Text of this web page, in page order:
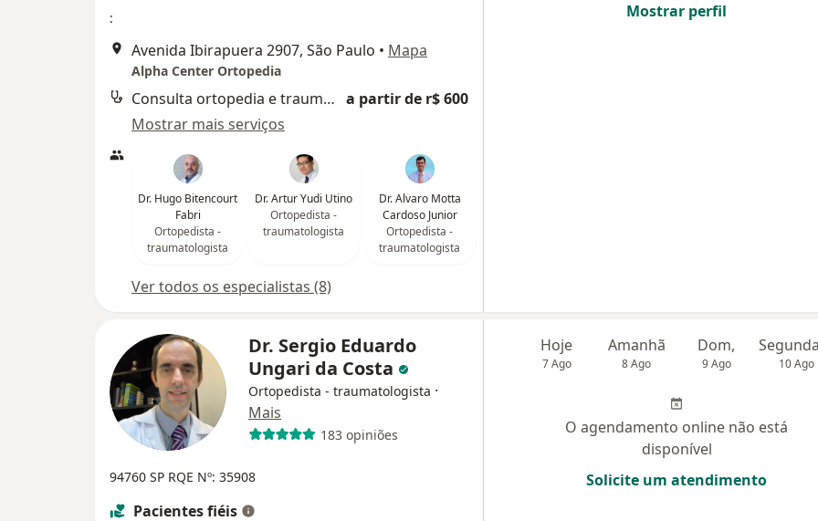
:
Avenida Ibirapuera 2907, São Paulo • Mapa
Alpha Center Ortopedia
Consulta ortopedia e traumatologia a partir de r$ 600
Mostrar mais serviços
Dr. Hugo Bitencourt
Fabri
Ortopedista -
traumatologista
Dr. Artur Yudi Utino
Ortopedista -
traumatologista
Dr. Alvaro Motta
Cardoso Junior
Ortopedista -
traumatologista
Ver todos os especialistas (8)
Mostrar perfil
Dr. Sergio Eduardo
Ungari da Costa
Ortopedista - traumatologista ·
Mais
183 opiniões
94760 SP RQE Nº: 35908
Pacientes fiéis
Hoje
7 Ago
Amanhã
8 Ago
Dom,
9 Ago 10 Ago
O agendamento online não está
disponível
Solicite um atendimento